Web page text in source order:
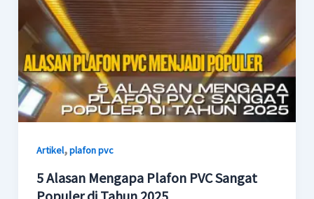
Artikel,plafon pvc
5 Alasan Mengapa Plafon PVC Sangat